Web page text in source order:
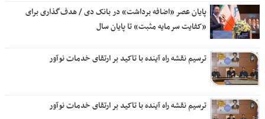
پایان عصر «اضافه برداشت» در بانک دی / هدف‌گذاری برای
«کفایت سرمایه مثبت» تا پایان سال
ترسیم نقشه راه آینده با تاکید بر ارتقای خدمات نوآور
ترسیم نقشه راه آینده با تاکید بر ارتقای خدمات نوآور